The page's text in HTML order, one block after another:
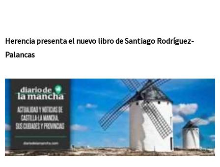
Herencia presenta el nuevo libro de Santiago Rodríguez-
Palancas